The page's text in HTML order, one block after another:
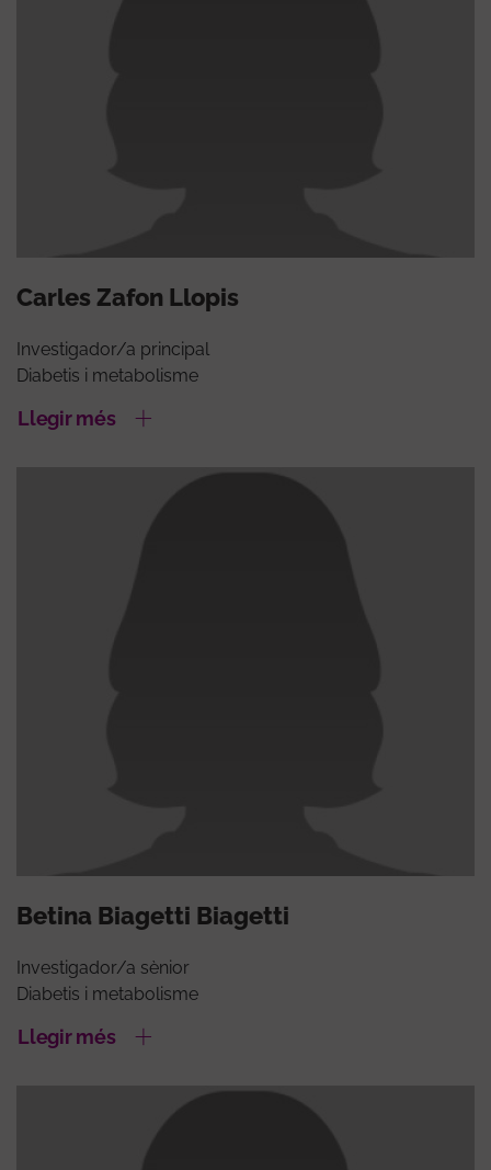
Carles Zafon Llopis
Investigador/a principal
Diabetis i metabolisme
Llegir més
Betina Biagetti Biagetti
Investigador/a sènior
Diabetis i metabolisme
Llegir més